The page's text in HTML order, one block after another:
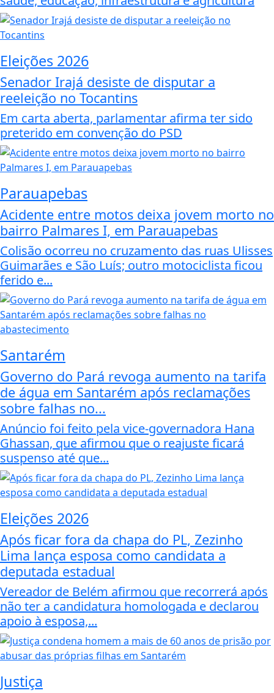
Eleições 2026
Senador Irajá desiste de disputar a
reeleição no Tocantins
Em carta aberta, parlamentar afirma ter sido
preterido em convenção do PSD
Parauapebas
Acidente entre motos deixa jovem morto no
bairro Palmares I, em Parauapebas
Colisão ocorreu no cruzamento das ruas Ulisses
Guimarães e São Luís; outro motociclista ficou
ferido e...
Santarém
Governo do Pará revoga aumento na tarifa
de água em Santarém após reclamações
sobre falhas no...
Anúncio foi feito pela vice-governadora Hana
Ghassan, que afirmou que o reajuste ficará
suspenso até que...
Eleições 2026
Após ficar fora da chapa do PL, Zezinho
Lima lança esposa como candidata a
deputada estadual
Vereador de Belém afirmou que recorrerá após
não ter a candidatura homologada e declarou
apoio à esposa,...
Justiça